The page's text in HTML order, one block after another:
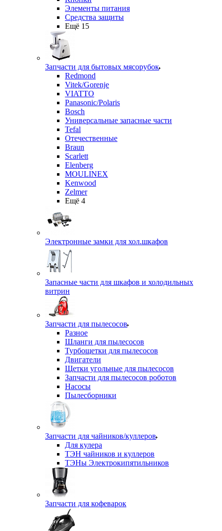
Элементы питания
Средства защиты
Ещё 15
Запчасти для бытовых мясорубок
Redmond
Vitek/Gorenje
VIATTO
Panasonic/Polaris
Bosch
Универсальные запасные части
Tefal
Отечественные
Braun
Scarlett
Elenberg
MOULINEX
Kenwood
Zelmer
Ещё 4
Электронные замки для хол.шкафов
Запасные части для шкафов и холодильных
витрин
Запчасти для пылесосов
Разное
Шланги для пылесосов
Турбощетки для пылесосов
Двигатели
Щетки угольные для пылесосов
Запчасти для пылесосов роботов
Насосы
Пылесборники
Запчасти для чайников/куллеров
Для кулера
ТЭН чайников и куллеров
ТЭНы Электрокипятильников
Запчасти для кофеварок